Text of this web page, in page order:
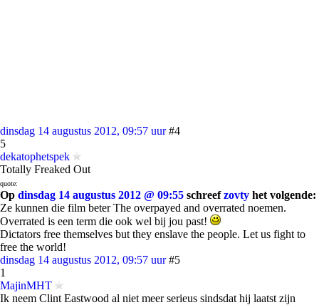
dinsdag 14 augustus 2012, 09:57 uur #4
5
dekatophetspek
Totally Freaked Out
quote:
Op dinsdag 14 augustus 2012 @ 09:55 schreefzovty het volgende:
Ze kunnen die film beter The overpayed and overrated noemen.
Overrated is een term die ook wel bij jou past!
Dictators free themselves but they enslave the people. Let us fight to
free the world!
dinsdag 14 augustus 2012, 09:57 uur #5
1
MajinMHT
Ik neem Clint Eastwood al niet meer serieus sindsdat hij laatst zijn